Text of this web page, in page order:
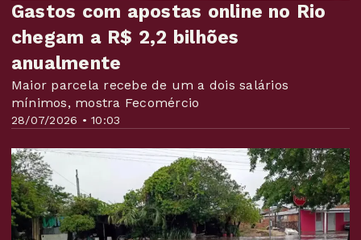
28/07/2026 • 10:03
Gastos com apostas online no Rio
chegam a R$ 2,2 bilhões
anualmente
Maior parcela recebe de um a dois salários
mínimos, mostra Fecomércio